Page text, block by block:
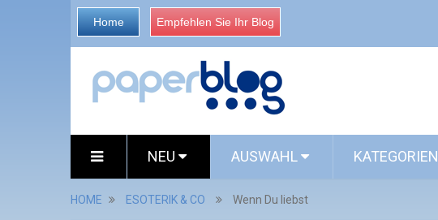
Home Empfehlen Sie Ihr Blog
NEU AUSWAHL KATEGORIEN
HOME ESOTERIK & CO Wenn Du liebst